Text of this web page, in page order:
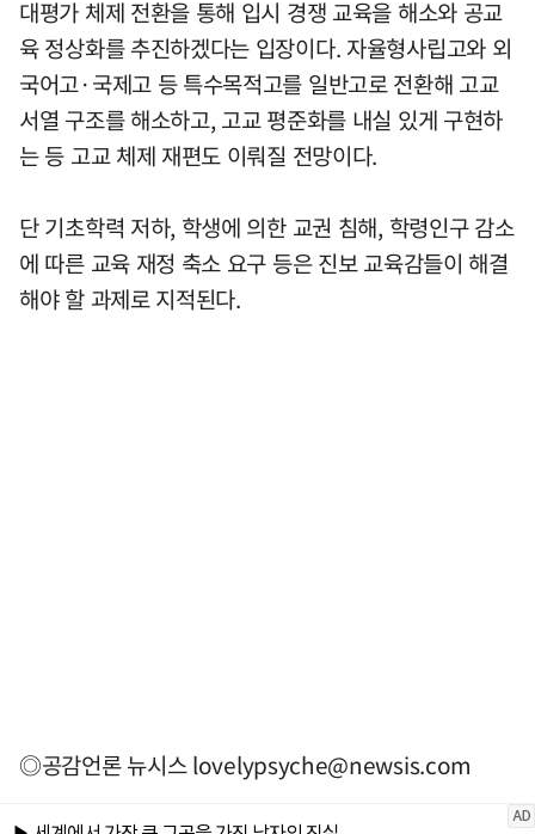
대평가 체제 전환을 통해 입시 경쟁 교육을 해소와 공교
육 정상화를 추진하겠다는 입장이다. 자율형사립고와 외
국어고·국제고 등 특수목적고를 일반고로 전환해 고교
서열 구조를 해소하고, 고교 평준화를 내실 있게 구현하
는 등 고교 체제 재편도 이뤄질 전망이다.
단 기초학력 저하, 학생에 의한 교권 침해, 학령인구 감소
에 따른 교육 재정 축소 요구 등은 진보 교육감들이 해결
해야 할 과제로 지적된다.
◎공감언론 뉴시스lovelypsyche@newsis.com